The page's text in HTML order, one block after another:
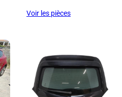
Voir les pièces